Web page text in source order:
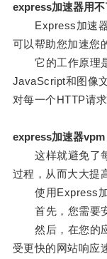
express加速器用不
Express加速器
可以帮助您加速您
它的工作原理是
JavaScript和图像
对每一个HTTP请
express加速器vpm
这样就避免了每
过程，从而大大提
使用Express加
首先，您需要安
然后，在您的应
受更快的网站响应